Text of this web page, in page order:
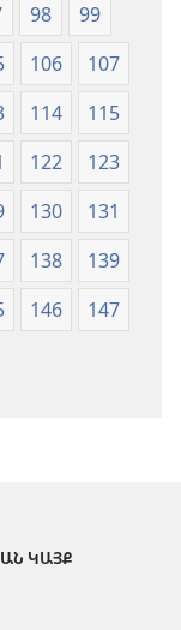
98
99
106
107
114
115
122
123
130
131
138
139
146
147
ԿԱՅՔ